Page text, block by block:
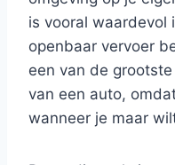
is vooral waardevol
openbaar vervoer
een van de
van een auto,
wanneer je maar